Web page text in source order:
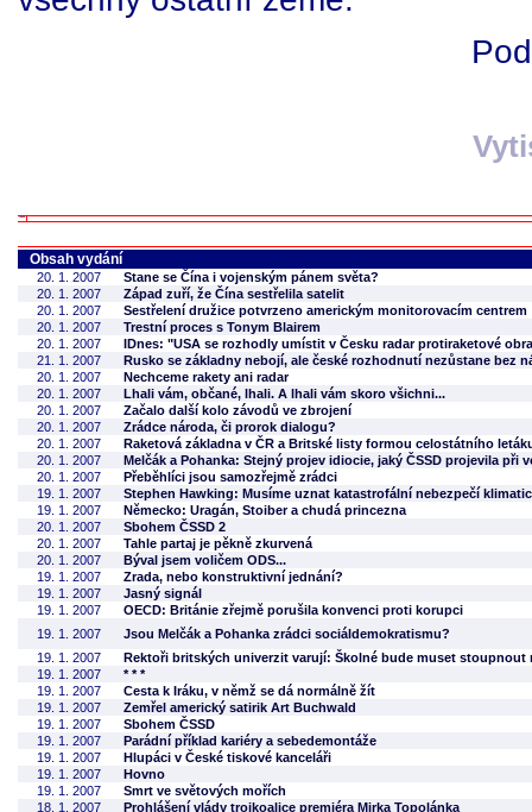
Obsah vydání
20. 1. 2007
Stane se Čína i vojenským pánem světa?
20. 1. 2007
Západ zuří, že Čína sestřelila satelit
20. 1. 2007
Sestřelení družice potvrzeno americkým monitorovacím centrem
20. 1. 2007
Trestní proces s Tonym Blairem
20. 1. 2007
IDnes: "USA se rozhodly umístit v Česku radar protiraketové
21. 1. 2007
Rusko se základny nebojí, ale české rozhodnutí nezůstane bez
20. 1. 2007
Nechceme rakety ani radar
20. 1. 2007
Lhali vám, občané, lhali. A lhali vám skoro všichni...
20. 1. 2007
Začalo další kolo závodů ve zbrojení
20. 1. 2007
Zrádce národa, či prorok dialogu?
20. 1. 2007
Raketová základna v ČR a Britské listy formou celostátního
20. 1. 2007
Melčák a Pohanka: Stejný projev idiocie, jaký ČSSD projevila při
20. 1. 2007
Přeběhlíci jsou samozřejmě zrádci
19. 1. 2007
Stephen Hawking: Musíme uznat katastrofální nebezpečí
19. 1. 2007
Německo: Uragán, Stoiber a chudá princezna
20. 1. 2007
Sbohem ČSSD 2
20. 1. 2007
Tahle partaj je pěkně zkurvená
20. 1. 2007
Býval jsem voličem ODS...
19. 1. 2007
Zrada, nebo konstruktivní jednání?
19. 1. 2007
Jasný signál
19. 1. 2007
OECD: Británie zřejmě porušila konvenci proti korupci
19. 1. 2007
Jsou Melčák a Pohanka zrádci sociáldemokratismu?
19. 1. 2007
Rektoři britských univerzit varují: Školné bude muset stoupnout
19. 1. 2007
* * *
19. 1. 2007
Cesta k Iráku, v němž se dá normálně žít
19. 1. 2007
Zemřel americký satirik Art Buchwald
19. 1. 2007
Sbohem ČSSD
19. 1. 2007
Parádní příklad kariéry a sebedemontáže
19. 1. 2007
Hlupáci v České tiskové kanceláři
19. 1. 2007
Hovno
19. 1. 2007
Smrt ve světových mořích
18. 1. 2007
Prohlášení vlády trojkoalice premiéra Mirka Topolánka